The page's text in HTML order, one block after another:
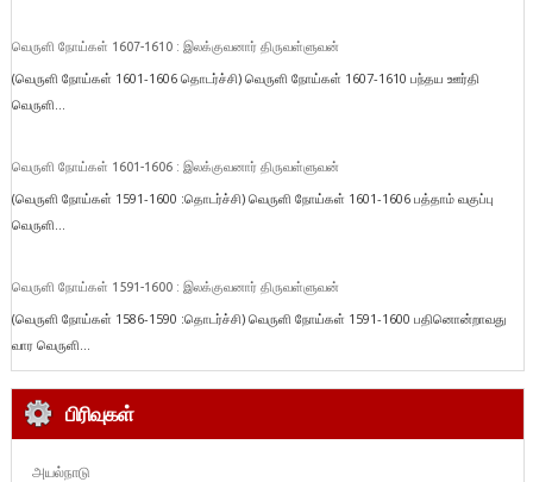
வெருளி நோய்கள் 1607-1610 : இலக்குவனார் திருவள்ளுவன்
(வெருளி நோய்கள் 1601-1606 தொடர்ச்சி) வெருளி நோய்கள் 1607-1610 பந்தய ஊர்தி
வெருளி...
வெருளி நோய்கள் 1601-1606 : இலக்குவனார் திருவள்ளுவன்
(வெருளி நோய்கள் 1591-1600 :தொடர்ச்சி) வெருளி நோய்கள் 1601-1606 பத்தாம் வகுப்பு
வெருளி...
வெருளி நோய்கள் 1591-1600 : இலக்குவனார் திருவள்ளுவன்
(வெருளி நோய்கள் 1586-1590 :தொடர்ச்சி) வெருளி நோய்கள் 1591-1600 பதினொன்றாவது
வார வெருளி...
பிரிவுகள்
அயல்நாடு